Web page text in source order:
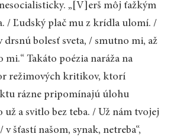
„[V]erš môj ťažkým
/ Ľudský plač mu z krídla ulomí. /
drsnú bolesť sveta, / smutno mi, až
Takáto poézia naráža na
režimových kritikov, ktorí
rázne pripomínajú úlohu
už a svitlo bez teba. / Už nám tvojej
šťastí našom, synak, netreba“,